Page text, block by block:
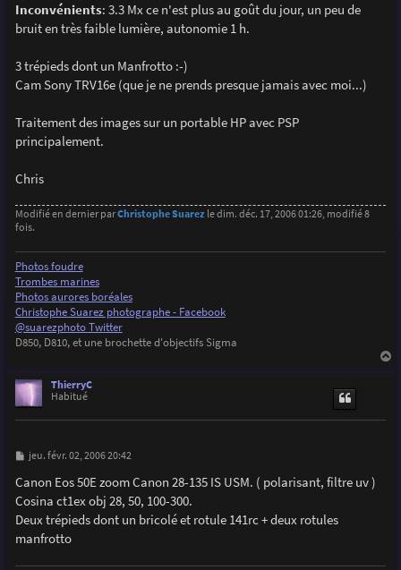
Inconvénients: 3.3 Mx ce n'est plus au goût du jour, un peu de
bruit en très faible lumière, autonomie 1 h.
3 trépieds dont un Manfrotto :-)
Cam Sony TRV16e (que je ne prends presque jamais avec moi...)
Traitement des images sur un portable HP avec PSP
principalement.
Chris
Modifié en dernier parChristophe Suarezle dim. déc. 17, 2006 01:26, modifié 8
fois.
Photos foudre
Trombes marines
Photos aurores boréales
Christophe Suarez photographe - Facebook
@suarezphoto Twitter
D850, D810, et une brochette d'objectifs Sigma
ThierryC
Habitué
M
s
s
a
e
jeu. févr. 02, 2006 20:42
Canon Eos 50E zoom Canon 28-135 IS USM. ( polarisant, filtre uv )
Cosina ct1ex obj 28, 50, 100-300.
Deux trépieds dont un bricolé et rotule 141rc + deux rotules
manfrotto